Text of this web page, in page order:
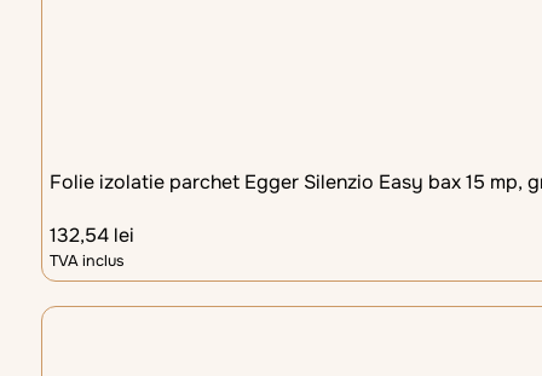
Folie izolatie parchet Egger Silenzio Easy bax 15 mp,
132,54 lei
TVA inclus